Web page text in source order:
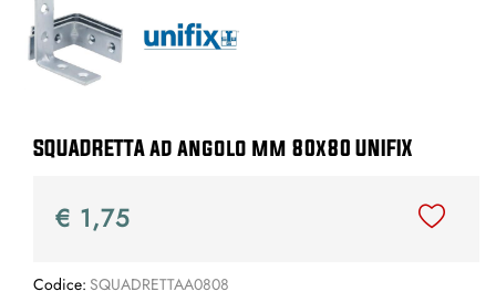
SQUADRETTA ad angolo mm 80x80 UNIFIX
€ 1,75
Codice: SQUADRETTAA0808